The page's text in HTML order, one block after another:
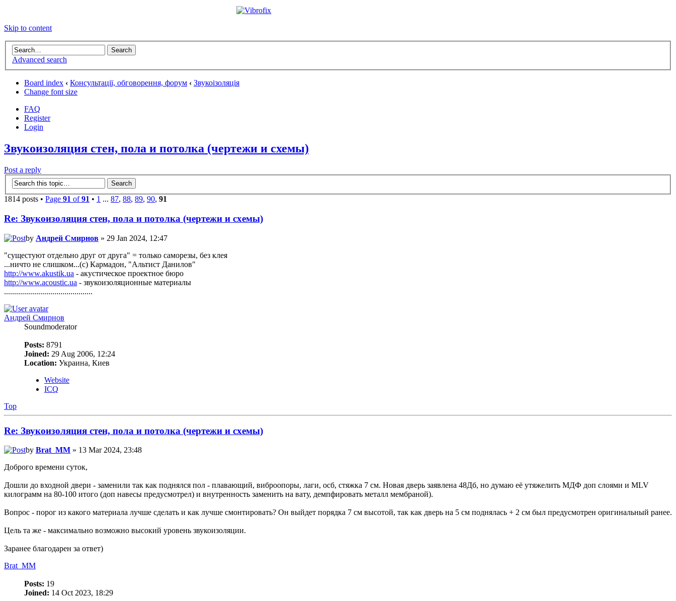
Skip to content
Advanced search
Board index ‹ Консультації, обговорення, форум ‹ Звукоізоляція
Change font size
FAQ
Register
Login
Звукоизоляция стен, пола и потолка (чертежи и схемы)
Post a reply
1814 posts • Page 91 of91 • 1 ... 87, 88, 89, 90, 91
Re: Звукоизоляция стен, пола и потолка (чертежи и схемы)
by Андрей Смирнов » 29 Jan 2024, 12:47
"сущестуют отдельно друг от друга" = только саморезы, без клея
...ничто не слишком...(с) Кармадон, "Альтист Данилов"
http://www.akustik.ua - акустическое проектное бюро
http://www.acoustic.ua - звукоизоляционные материалы
............................................
Андрей Смирнов
Soundmoderator
Posts: 8791
Joined: 29 Aug 2006, 12:24
Location: Украина, Киев
Website
ICQ
Top
Re: Звукоизоляция стен, пола и потолка (чертежи и схемы)
by Brat_MM » 13 Mar 2024, 23:48
Доброго времени суток,
Дошли до входной двери - заменили так как поднялся пол - плавающий, виброопоры, лаги, осб, стяжка 7 см. Новая дверь заявлена 48Дб, но думаю её утяжелить МДФ доп слоями и MLV
килограмм на 80-100 итого (доп навесы предусмотрел) и внутренность заменить на вату, демпфировать металл мембраной).
Вопрос - порог из какого материала лучше сделать и как лучше смонтировать? Он выйдет порядка 7 см высотой, так как дверь на 5 см поднялась + 2 см был предусмотрен оригинальный ранее.
Цель та же - максимально возможно высокий уровень звукоизоляции.
Заранее благодарен за ответ)
Brat_MM
Posts: 19
Joined: 14 Oct 2023, 18:29